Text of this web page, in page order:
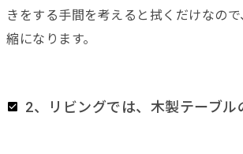
きをする手間を考えると拭くだけなの
縮になります。
2、リビングでは、木製テーブル